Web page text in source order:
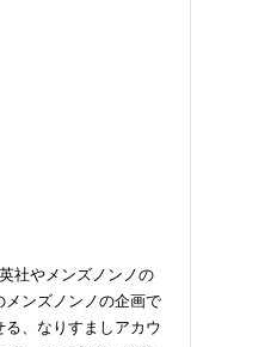
社やメンズノンノの
メンズノンノの企画で
、なりすましアカウ